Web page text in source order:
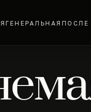
ГЕНЕРАЛЬНАЯ ПОСЛЕ